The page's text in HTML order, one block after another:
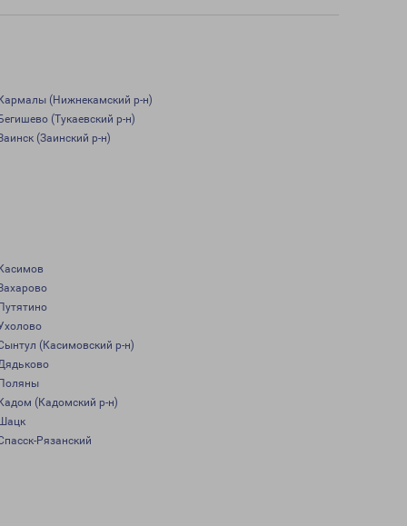
(Нижнекамский р-н)
(Тукаевский р-н)
(Заинский р-н)
(Касимовский р-н)
(Кадомский р-н)
Рязанский